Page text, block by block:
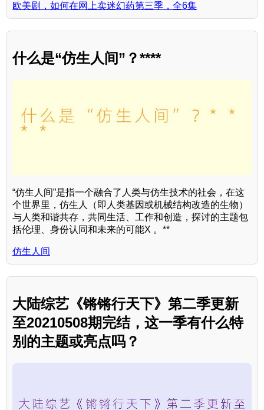
欧美剧，如何在网上卖迷幻药第三季，全6集
什么是“仿生人间”？****
“仿生人间”是指一个融合了人类与仿生技术的社会，在这
个世界里，仿生人（即人类基因或机械结构改造的生物）
与人类和谐共存，共同生活、工作和创造，探讨的主题包
括伦理、身份认同和未来的可能X 。**
仿生人间
大陆综艺《锵锵行天下》第二季更新
至20210508期完结，这一季有什么特
别的主题或亮点吗？